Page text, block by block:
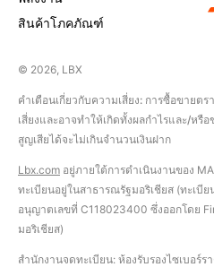
สินค้าโภคภัณฑ์
© 2026, LBX
คำเตือนเกี่ยวกับความเสี่ยง: การซื้อขายต
เสี่ยงและอาจทำให้เกิดทั้งผลกำไรและ/หรื
สูญเสียได้จะไม่เกินจำนวนเงินฝาก
Lbx.com อยู่ภายใต้การดำเนินงานของ
ทะเบียนอยู่ในสาธารณรัฐมอริเชียส (ทะเบี
อนุญาตเลขที่ С118023400 ซึ่งออกโดย
มอริเชียส)
สำนักงานจดทะเบียน: ห้องรับรองไซเบอร์